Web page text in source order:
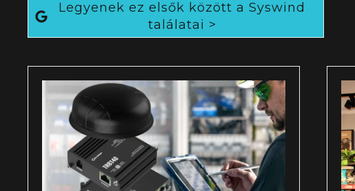
Legyenek ez elsők között a Syswind
találatai >